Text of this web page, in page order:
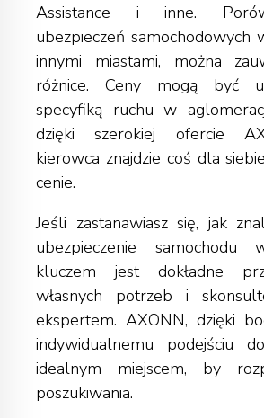
Assistance i inne.
ubezpieczeń samochodowych
innymi miastami, można
różnice. Ceny mogą być
specyfiką ruchu w
dzięki szerokiej ofercie
kierowca znajdzie coś dla
cenie.
Jeśli zastanawiasz się, jak
ubezpieczenie samochodu
kluczem jest dokładne
własnych potrzeb i
ekspertem. AXONN, dzięki
indywidualnemu podejściu
idealnym miejscem, by
poszukiwania.